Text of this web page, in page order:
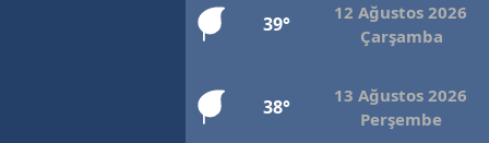
39°
12 Ağustos 2026
Çarşamba
38°
13 Ağustos 2026
Perşembe